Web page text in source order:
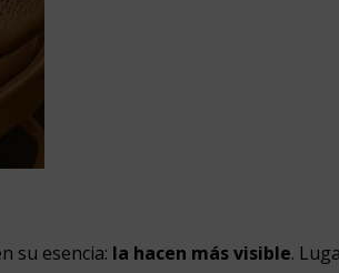
su esencia: la hacen más visible.